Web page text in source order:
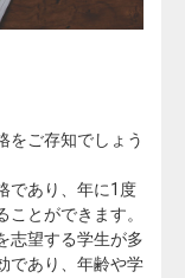
をご存知でしょう
であり、年に1度
とができます。
志望する学生が多
であり、年齢や学